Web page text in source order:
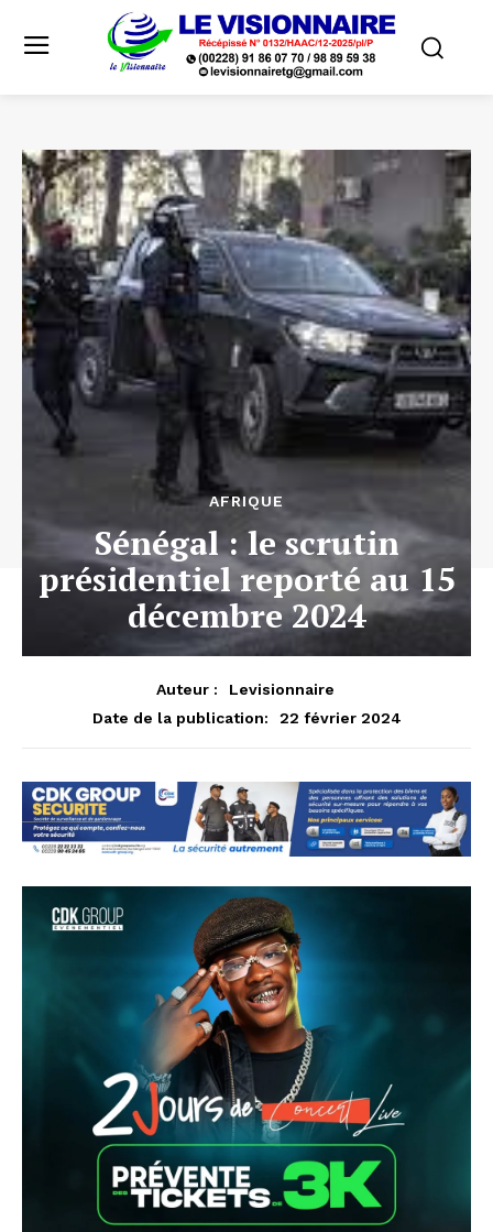
AFRIQUE
Sénégal : le scrutin
présidentiel reporté au 15
décembre 2024
Auteur :
Levisionnaire
Date de la publication:
22 février 2024